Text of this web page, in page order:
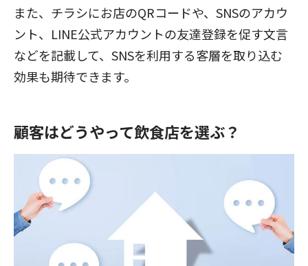
また、チラシにお店のQRコードや、SNSのアカウ
ント、LINE公式アカウントの友達登録を促す文言
などを記載して、SNSを利用する客層を取り込む
効果も期待できます。
顧客はどうやって飲食店を選ぶ？